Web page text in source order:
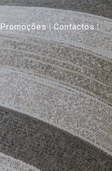
Promoções Contactos